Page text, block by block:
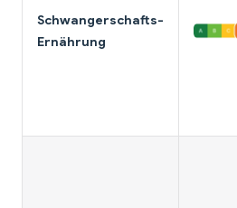
Schwangerschafts-
Ernährung